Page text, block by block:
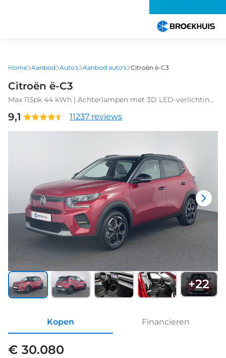
gaan
Home Aanbod Auto's Aanbod auto's Citroën ë-C3
Citroën ë-C3
Max 113pk 44 kWh | Achterlampen met 3D LED-verlichting
9,1 11237 reviews
+22
Kopen Financieren
€ 30.080